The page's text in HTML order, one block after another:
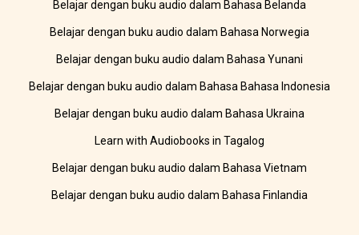
Belajar dengan buku audio dalam Bahasa Belanda
Belajar dengan buku audio dalam Bahasa Norwegia
Belajar dengan buku audio dalam Bahasa Yunani
Belajar dengan buku audio dalam Bahasa Bahasa Indonesia
Belajar dengan buku audio dalam Bahasa Ukraina
Learn with Audiobooks in Tagalog
Belajar dengan buku audio dalam Bahasa Vietnam
Belajar dengan buku audio dalam Bahasa Finlandia